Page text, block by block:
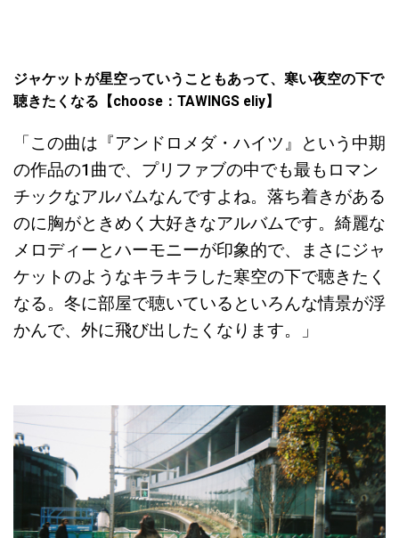
ジャケットが星空っていうこともあって、寒い夜空の下で
聴きたくなる【choose：TAWINGS eliy】
「この曲は『アンドロメダ・ハイツ』という中期
の作品の1曲で、プリファブの中でも最もロマン
チックなアルバムなんですよね。落ち着きがある
のに胸がときめく大好きなアルバムです。綺麗な
メロディーとハーモニーが印象的で、まさにジャ
ケットのようなキラキラした寒空の下で聴きたく
なる。冬に部屋で聴いているといろんな情景が浮
かんで、外に飛び出したくなります。」